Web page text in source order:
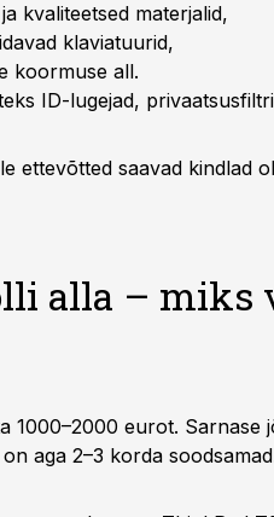
kvaliteetsed materjalid,
klaviatuurid,
koormuse all.
ID-lugejad,
ettevõtted saavad kindlad
alla – miks
1000–2000 eurot. Sarnase
aga 2–3 korda